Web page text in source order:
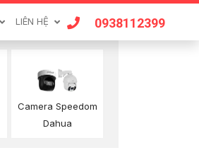
LIÊN HỆ 0938112399
Camera Speedom
Dahua